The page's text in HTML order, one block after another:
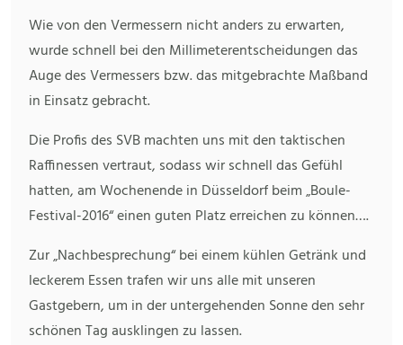
Wie von den Vermessern nicht anders zu erwarten,
wurde schnell bei den Millimeterentscheidungen das
Auge des Vermessers bzw. das mitgebrachte Maßband
in Einsatz gebracht.
Die Profis des SVB machten uns mit den taktischen
Raffinessen vertraut, sodass wir schnell das Gefühl
hatten, am Wochenende in Düsseldorf beim „Boule-
Festival-2016“ einen guten Platz erreichen zu können….
Zur „Nachbesprechung“ bei einem kühlen Getränk und
leckerem Essen trafen wir uns alle mit unseren
Gastgebern, um in der untergehenden Sonne den sehr
schönen Tag ausklingen zu lassen.